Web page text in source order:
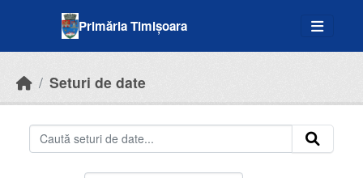
Primăria Timișoara
Seturi de date